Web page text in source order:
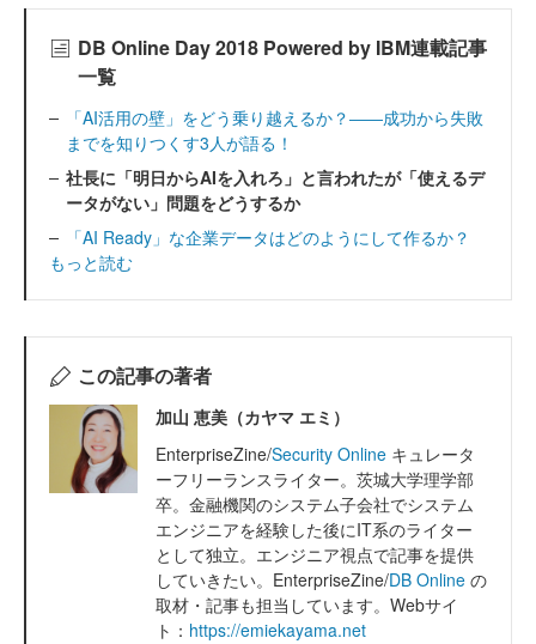
DB Online Day 2018 Powered by IBM連載記事
一覧
「AI活用の壁」をどう乗り越えるか？――成功から失敗
までを知りつくす3人が語る！
社長に「明日からAIを入れろ」と言われたが「使えるデ
ータがない」問題をどうするか
「AI Ready」な企業データはどのようにして作るか？
もっと読む
この記事の著者
加山 恵美（カヤマ エミ）
EnterpriseZine/Security Online キュレータ
ーフリーランスライター。茨城大学理学部
卒。金融機関のシステム子会社でシステム
エンジニアを経験した後にIT系のライター
として独立。エンジニア視点で記事を提供
していきたい。EnterpriseZine/DB Online の
取材・記事も担当しています。Webサイ
ト： https://emiekayama.net